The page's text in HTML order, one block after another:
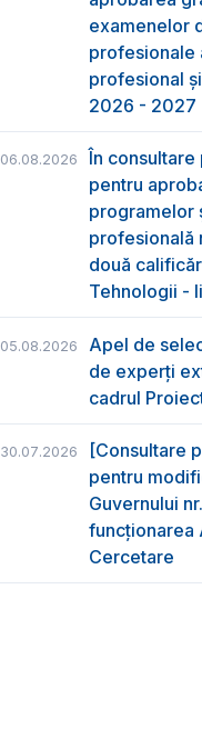
examenelor
profesionale
profesional
2026 - 2027
06.08.2026
În
pentru
programelor
profesională
două
Tehnologii -
05.08.2026
Apel de
de experți
cadrul
30.07.2026
[Consultare
pentru
Guvernului
funcţionarea
Cercetare